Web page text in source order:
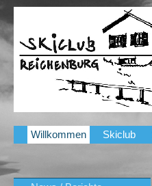
Willkommen Skiclub